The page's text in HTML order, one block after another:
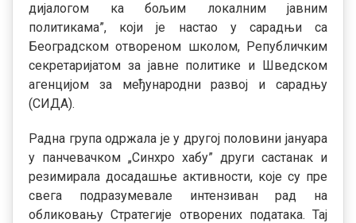
дијалогом ка бољим локалним јавним
политикама”, који је настао у сарадњи са
Београдском отвореном школом, Републичким
секретаријатом за јавне политике и Шведском
агенцијом за међународни развој и сарадњу
(СИДА).
Радна група одржала је у другој половини јануара
у панчевачком „Синхро хабу” други састанак и
резимирала досадашње активности, које су пре
свега подразумевале интензиван рад на
обликовању Стратегије отворених података. Тај